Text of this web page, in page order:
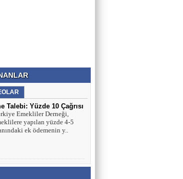
Talebi: Yüzde 10 Çağrısı
Emekliler Derneği,
yapılan yüzde 4-5
ek ödemenin y..